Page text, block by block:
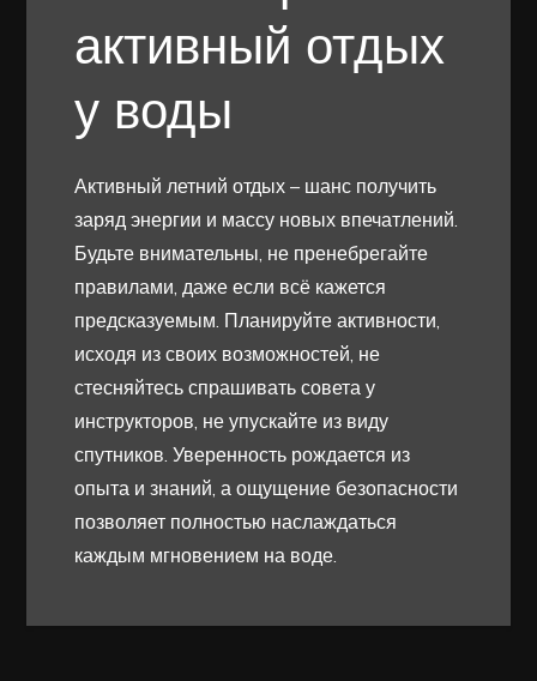
активный отдых
у воды
Активный летний отдых – шанс получить
заряд энергии и массу новых впечатлений.
Будьте внимательны, не пренебрегайте
правилами, даже если всё кажется
предсказуемым. Планируйте активности,
исходя из своих возможностей, не
стесняйтесь спрашивать совета у
инструкторов, не упускайте из виду
спутников. Уверенность рождается из
опыта и знаний, а ощущение безопасности
позволяет полностью наслаждаться
каждым мгновением на воде.